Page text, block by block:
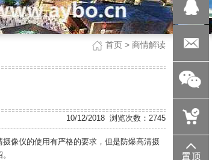
首页 > 商情解读
浏览次数：2745
10/12/2018
像仪的使用有严格的要求，但是防爆高清摄
0519-
88882012
82398883